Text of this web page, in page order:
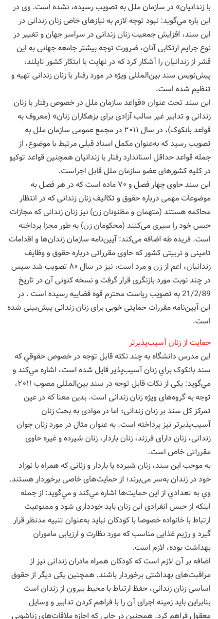
با زندانیان» در سازمان ملل به تصويب رسيده، نشده است. وی در
این باره مي‌گويد: نبود توجه لازم به نیازهای خاص زنان زندانی در
این سند، افزایش جمعیت زنان زندانی در سراسر جهان و تغییر در
نوع جرايم ارتکابی آنان، ضرورت توجه بیشتر جامعه جهانی به این
قشر از زندانیان را آشکار کرد که در نهایت با ابتکار کشور تایلند،
پیش‌نویس سند بین‌المللی ویژه در مورد رفتار با زنان زندانی تهیه و
تنظیم شده است.
این سند تحت عنوان «قواعد سازمان ملل در خصوص رفتار با زنان
زندانی و تدابیر غیر سالب آزادی برای بزهکاران زنان» (معروف به
قواعد بانکوک)، در سال ۲۰۱۱ در مجمع عمومی سازمان ملل به
تصویب رسید که به‌عنوان مکمل اسناد قبلی مرتبط با موضوع، از
جمله قواعد حداقل استاندارد رفتار با زندانیان همچنین قواعد توکیو
در کلیه کشورهای عضو سازمان ملل قابل اجراست.
این سند حاوی چهار فصل و ۷۰ ماده است که در هر فصل به
موضوعات مهمی درباره حقوق و تکالیف زنان زندانی که در انتظار
محاکمه هستند (متهمان و مظنونان زن) نیز زنان زندانی که مجازات
حبس خود را سپری می‌کنند (محکومان زن) به طور مجزا پرداخته
است. فريده طه اضافه می‌کند: آيین‌نامه سازمان زندان‌ها و اقدامات
تامینی و تربیتی کشور که حاوی مقرراتی درباره حقوق و وظایف
زندانیان، اعم از زن و مرد است، نیز در سال ۸۰ تصویب شد سپس
در چند نوبت مورد بازنگری قرار گرفت و نسخه کنونی آن در تاریخ
21/2/89 به تصویب ریاست محترم قوه قضايیه رسیده است . در
این آیین‌نامه مقررات حمایتی خوبی برای زنان زندانی پیش‌بینی شده
است.
حمايت از زنان آسيب‌پذيرتر
اين مدرس دانشگاه به چند نكته قابل توجه در خصوص حقوقي كه
سند بانکوک براي زنان آسيب‌پذير قايل شده است، اشاره مي‌كند و
مي‌گويد: یکی از نکات قابل توجه در سند بین‌المللی مصوب ۲۰۱۱،
توجه به گروه‌های ویژه زنان زندانی است. بدین معنا که در عین
تمرکز کل سند بر زنان زندانی؛ اما در موادی به بحث زنان
آسیب‌پذیر‌تر نیز پرداخته است. به عنوان مثال در مورد زنان جوان
زندانی، زنان دارای فرزند، زنان باردار، زنان شیرده و غیره حاوی
مقرراتی خاص است.
به موجب این سند، زنان شیرده یا باردار و زنانی که همراه با نوزاد
خود در زندان به‌سر می‌برند؛ از حمایت‌های خاصی برخوردار هستند.
وي به تعدادي از اين حمايت‌ها اشاره مي‌كند و مي‌گويد: از جمله
اينكه از حبس انفرادی این زنان باید خودداری شود و ممنوعیت
ارتباط با خانواده خصوصا با کودکان نباید به‌عنوان تنبیه مدنظر قرار
گیرد و رژیم غذایی مناسب که مورد نظارت و ارزیابی ماموران
بهداشت بوده، لازم است.
اضافه بر آن لازم است که کودکان همراه مادران زندانی نیز از
مراقبت‌های بهداشتی برخوردار باشند. همچنین یکی دیگر از حقوق
اساسی زنان زندانی، حفظ ارتباط با محیط بیرون از زندان است
بنابراین باید زمینه اجرای آن را با فراهم کردن تدابیر و وسایل
معقول فراهم کرد. همچنین در جایی که اجازه ملاقات‌های زناشویی